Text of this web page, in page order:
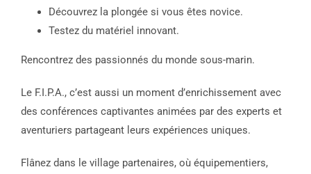
Découvrez la plongée si vous êtes novice.
Testez du matériel innovant.
Rencontrez des passionnés du monde sous-marin.
Le F.I.P.A., c’est aussi un moment d’enrichissement avec
des conférences captivantes animées par des experts et
aventuriers partageant leurs expériences uniques.
Flânez dans le village partenaires, où équipementiers,